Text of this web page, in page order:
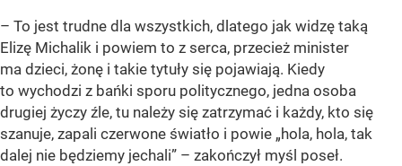
– To jest trudne dla wszystkich, dlatego jak widzę taką
Elizę Michalik i powiem to z serca, przecież minister
ma dzieci, żonę i takie tytuły się pojawiają. Kiedy
to wychodzi z bańki sporu politycznego, jedna osoba
drugiej życzy źle, tu należy się zatrzymać i każdy, kto się
szanuje, zapali czerwone światło i powie „hola, hola, tak
dalej nie będziemy jechali” – zakończył myśl poseł.